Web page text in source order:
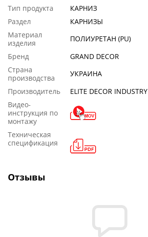
Тип продукта
КАРНИЗ
Раздел
КАРНИЗЫ
Материал
изделия
ПОЛИУРЕТАН (PU)
Бренд
GRAND DECOR
Страна
производства
УКРАИНА
Производитель
ELITE DECOR INDUSTRY
Видео-
инструкция по
монтажу
Техническая
спецификация
Отзывы